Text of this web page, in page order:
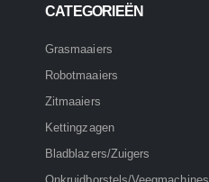
CATEGORIEËN
Grasmaaiers
Robotmaaiers
Zitmaaiers
Kettingzagen
Bladblazers/Zuigers